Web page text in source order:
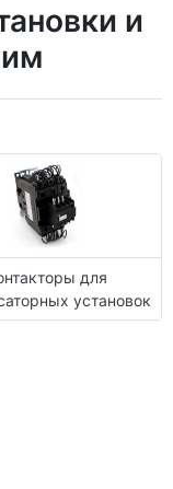
и
для
установок